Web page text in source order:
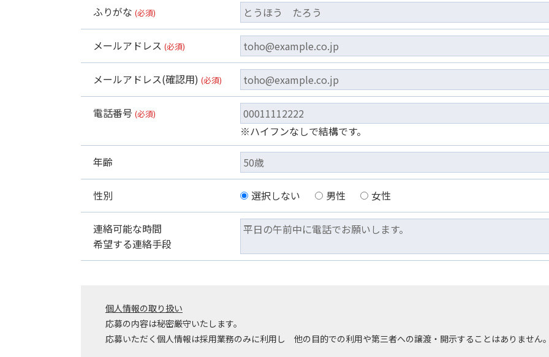
ふりがな (必須)
メールアドレス (必須)
メールアドレス(確認用) (必須)
電話番号 (必須)
※ハイフンなしで結構です。
年齢
性別 選択しない 男性 女性
連絡可能な時間
希望する連絡手段
個人情報の取り扱い
応募の内容は秘密厳守いたします。
応募いただく個人情報は採用業務のみに利用し 他の目的での利用や第三者への譲渡・開示することはありません